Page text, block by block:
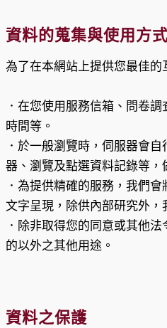
資料的蒐集與使用方
為了在本網站上提供您最佳
．在您使用服務信箱、問卷
時間等。
．於一般瀏覽時，伺服器會
器、瀏覽及點選資料記錄等
．為提供精確的服務，我們
文字呈現，除供內部研究外
．除非取得您的同意或其他
的以外之其他用途。
資料之保護